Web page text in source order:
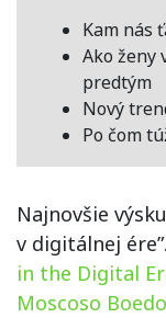
Kam nás
Ako ženy
predtým
Nový
Po čom
Najnovšie
v digitálnej
in the Digital
Moscoso Boedo